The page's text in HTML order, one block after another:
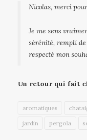
Nicolas, merci
Je me sens
sérénité, rempli
respecté mon
Un retour qui fait
aromatiques
jardin pergola